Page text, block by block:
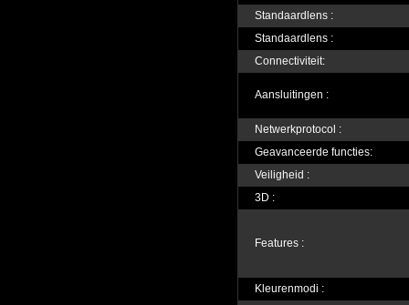
Standaardlens :
Standaardlens :
Connectiviteit:
Aansluitingen :
Netwerkprotocol :
Geavanceerde functies:
Veiligheid :
3D :
Features :
Kleurenmodi :